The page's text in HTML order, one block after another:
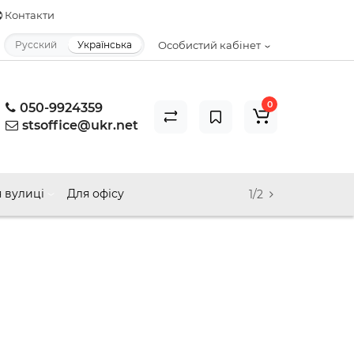
Контакти
Особистий кабінет
Русский Українська
050-9924359
stsoffice@ukr.net
0
вулиці Для офісу 1/2